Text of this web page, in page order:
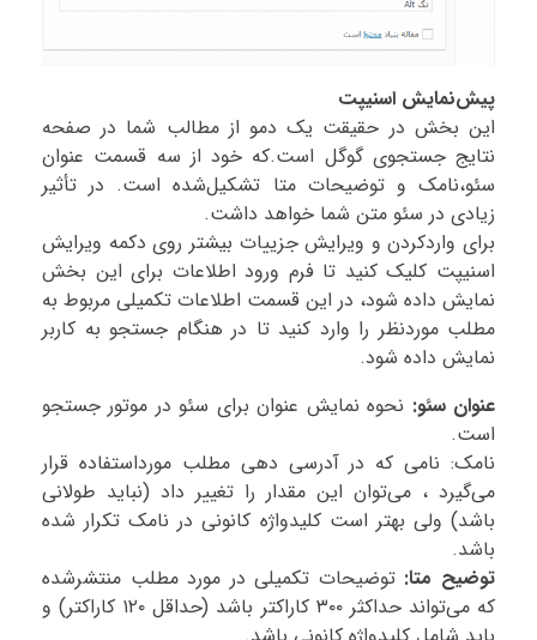
پیش‌نمایش اسنیپت
این بخش در حقیقت یک دمو از مطالب شما در صفحه
نتایج جستجوی گوگل است.که خود از سه قسمت عنوان
سئو،نامک و توضیحات متا تشکیل‌شده است. در تأثیر
زیادی در سئو متن شما خواهد داشت.
برای واردکردن و ویرایش جزییات بیشتر روی دکمه ویرایش
اسنیپت کلیک کنید تا فرم ورود اطلاعات برای این بخش
نمایش داده شود، در این قسمت اطلاعات تکمیلی مربوط به
مطلب موردنظر را وارد کنید تا در هنگام جستجو به کاربر
نمایش داده شود.
عنوان سئو: نحوه نمایش عنوان برای سئو در موتور جستجو
است.
نامک: نامی که در آدرسی دهی مطلب مورداستفاده قرار
می‌گیرد ، می‌توان این مقدار را تغییر داد (نباید طولانی
باشد) ولی بهتر است کلیدواژه کانونی در نامک تکرار شده
باشد.
توضیح متا: توضیحات تکمیلی در مورد مطلب منتشرشده
که می‌تواند حداکثر ۳۰۰ کاراکتر باشد (حداقل ۱۲۰ کاراکتر) و